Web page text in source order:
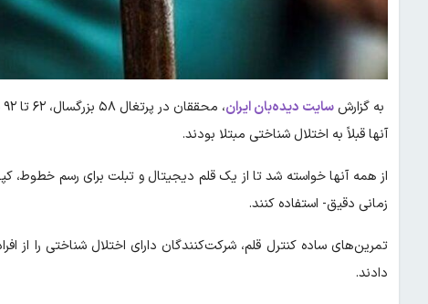
به گزارشسایت دیده‌بان ایران
آنها قبلاً به اختلال شناختی مبتلا بودند.
از همه آنها خواسته شد تا از یک قلم دیجیتال و تبلت برای رسم
زمانی دقیق- استفاده کنند.
تمرین‌های ساده کنترل قلم، شرکت‌کنندگان دارای اختلال شناختی را از
دادند.